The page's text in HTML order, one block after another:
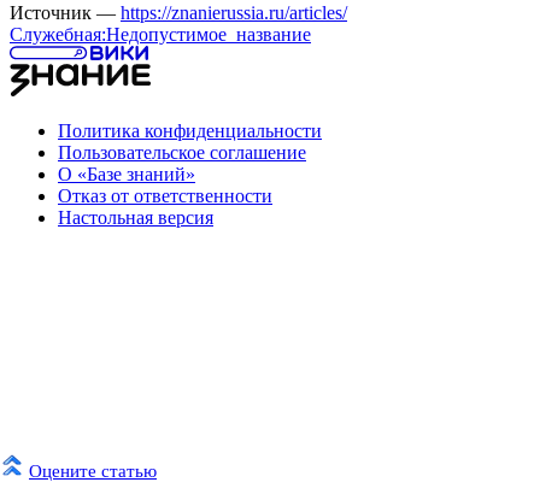
Оцените статью
Источник — https://znanierussia.ru/articles/
Служебная:Недопустимое_название
Политика конфиденциальности
Пользовательское соглашение
О «Базе знаний»
Отказ от ответственности
Настольная версия